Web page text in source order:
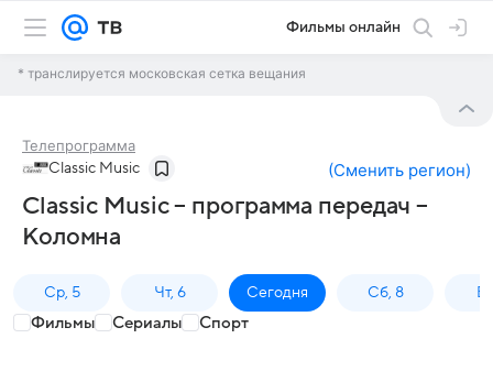
Фильмы онлайн
* транслируется московская сетка вещания
Телепрограмма
Classic Music (Сменить регион)
Classic Music – программа передач –
Коломна
Ср, 5 Чт, 6 Сегодня Сб, 8
Фильмы Сериалы Спорт